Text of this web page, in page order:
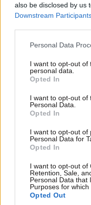
also be disclosed by us
Downstream
Please note that this
not limited to your visit
grant or deny consent
use your data for below
consent section.
Personal Data
I want to opt-out of
personal data.
Opted In
I want to opt-out of
Personal Data.
Opted In
I want to opt-out of
Personal Data for
Opted In
I want to opt-out of
Retention, Sale,
Personal Data that
Purposes for which
Opted Out
ΣΧΌΛΙΑ